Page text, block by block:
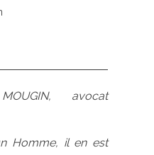
avocat
Homme, il en est